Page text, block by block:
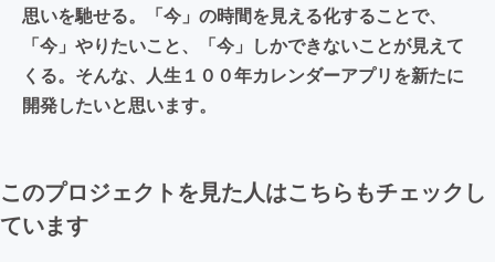
思いを馳せる。「今」の時間を見える化することで、
「今」やりたいこと、「今」しかできないことが見えて
くる。そんな、人生１００年カレンダーアプリを新たに
開発したいと思います。
このプロジェクトを見た人はこちらもチェックし
ています